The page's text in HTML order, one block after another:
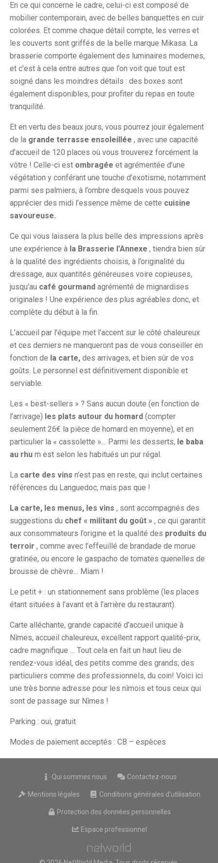
En ce qui concerne le cadre, celui-ci est composé de
mobilier contemporain, avec de belles banquettes en cuir
colorées. Et comme chaque détail compte, les verres et
les couverts sont griffés de la belle marque Mikasa. La
brasserie comporte également des luminaires modernes,
et c’est à cela entre autres que l’on voit que tout est
soigné dans les moindres détails : des boxes sont
également disponibles, pour profiter du repas en toute
tranquilité.
Et en vertu des beaux jours, vous pourrez jouir également
de la grande terrasse ensoleillée , avec une capacité
d’accueil de 120 places où vous trouverez forcément la
vôtre ! Celle-ci est ombragée et agrémentée d’une
végétation y conférant une touche d’exotisme, notamment
parmi ses palmiers, à l’ombre desquels vous pouvez
apprécier des midi l’essence même de cette cuisine
savoureuse.
Ce qui vous laissera la plus belle des impressions après
une expérience à la Brasserie l’Annexe , tiendra bien sûr
à la qualité des ingrédients choisis, à l’originalité du
dressage, aux quantités généreuses voire copieuses,
jusqu’au café gourmand agrémenté de mignardises
originales ! Une expérience des plus agréables donc, et
complète du début à la fin.
L’accueil par l’équipe met l’accent sur le côté chaleureux
et ces derniers ne manqueront pas de vous conseiller en
fonction de la carte, des arrivages, et bien sûr de vos
goûts. Le personnel est définitivement disponible et
serviable.
Les « best-sellers » ? Sans aucun doute (en fonction de
l’arrivage) les plats autour du homard (compter
seulement 26€ la pièce de homard en moyenne), et en
particulier la « cassolette »… Parmi les desserts, le baba
au rhu m est selon les habitués un pur régal.
La carte des vins n’est pas en reste, qui inclut certaines
références du Languedoc, mais pas que !
La carte, les menus, les vins , sont accompagnés des
suggestions du chef « militant du goût » , ce qui garantit
aux consommateurs l’origine et la qualité des produits du
terroir , comme avec l’effeuillé de brandade de morue
gratinée, ou encore le gaspacho de tomates quenelles de
brousse de chèvre… Miam !
Le petit + : un stationnement sans problème (les places
étant situées à l’avant et à l’arrière du restaurant).
Carte alléchante, grande capacité d’accueil unique à
Nîmes, accueil chaleureux, excellent rapport qualité-prix,
cadre magnifique … Tout cela en fait un haut lieu de
rendez-vous idéal, des petits comme des grands, des
particuliers comme des professionnels, du coin! Voici ici
une très bonne adresse pour les nîmois et tous ceux qui
sont de passage sur Nîmes !
Parking : oui, gratuit
Modes de paiement acceptés : CB – espèces
Qui sommes nous Contactez-nous
Mentions légales Conditions générales d'utilisation
Protection des données personnelles
Espace professionnel